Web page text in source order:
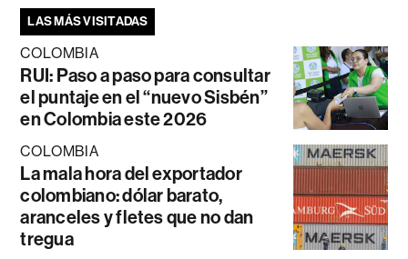
LAS MÁS VISITADAS
COLOMBIA
RUI: Paso a paso para consultar
el puntaje en el “nuevo Sisbén”
en Colombia este 2026
COLOMBIA
La mala hora del exportador
colombiano: dólar barato,
aranceles y fletes que no dan
tregua